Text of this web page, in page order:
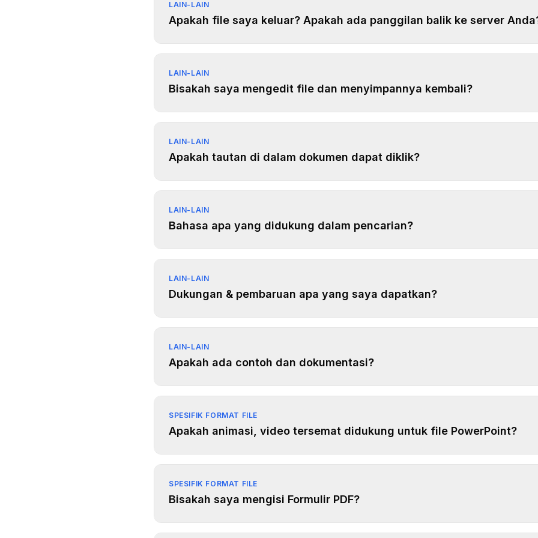
LAIN-LAIN
Apakah file saya keluar? Apakah ada panggilan balik ke server
LAIN-LAIN
Bisakah saya mengedit file dan menyimpannya kembali?
LAIN-LAIN
Apakah tautan di dalam dokumen dapat diklik?
LAIN-LAIN
Bahasa apa yang didukung dalam pencarian?
LAIN-LAIN
Dukungan & pembaruan apa yang saya dapatkan?
LAIN-LAIN
Apakah ada contoh dan dokumentasi?
SPESIFIK FORMAT FILE
Apakah animasi, video tersemat didukung untuk file PowerPoint?
SPESIFIK FORMAT FILE
Bisakah saya mengisi Formulir PDF?